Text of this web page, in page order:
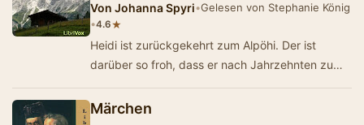
Von Johanna Spyri•Gelesen von Stephanie König
•4.6★
Heidi ist zurückgekehrt zum Alpöhi. Der ist
darüber so froh, dass er nach Jahrzehnten zum
Märchen